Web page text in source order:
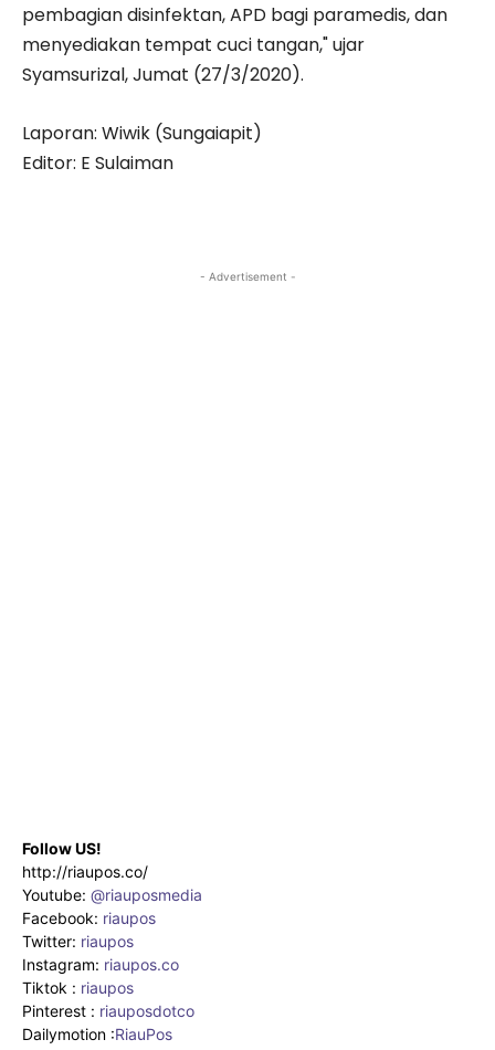
pembagian disinfektan, APD bagi paramedis, dan
menyediakan tempat cuci tangan," ujar
Syamsurizal, Jumat (27/3/2020).
Laporan: Wiwik (Sungaiapit)
Editor: E Sulaiman
- Advertisement -
Follow US!
http://riaupos.co/
Youtube: @riauposmedia
Facebook: riaupos
Twitter: riaupos
Instagram: riaupos.co
Tiktok : riaupos
Pinterest : riauposdotco
Dailymotion :RiauPos